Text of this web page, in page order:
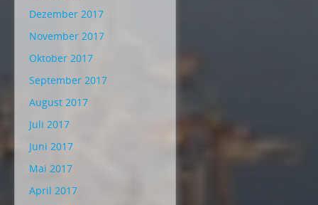
Dezember 2017
November 2017
Oktober 2017
September 2017
August 2017
Juli 2017
Juni 2017
Mai 2017
April 2017